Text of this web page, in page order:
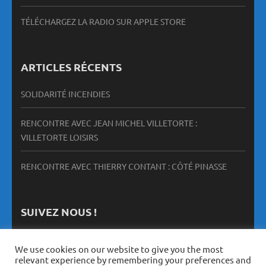
TÉLÉCHARGEZ LA RADIO SUR APPLE STORE
ARTICLES RÉCENTS
SOLIDARITÉ INCENDIES
RENCONTRE AVEC JEAN MICHEL VILLETORTE :
VILLETORTE LOISIRS
RENCONTRE AVEC THIERRY CONTANT : CÔTÉ PINASSE
SUIVEZ NOUS !
We use cookies on our website to give you the most
relevant experience by remembering your preferences and